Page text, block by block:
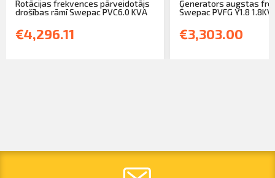
Rotācijas frekvences pārveidotājs
drošības rāmī Swepac PVC6.0 KVA
€4,296.11
Ģenerators augstas
Swepac PVFG Y1.8
€3,303.00